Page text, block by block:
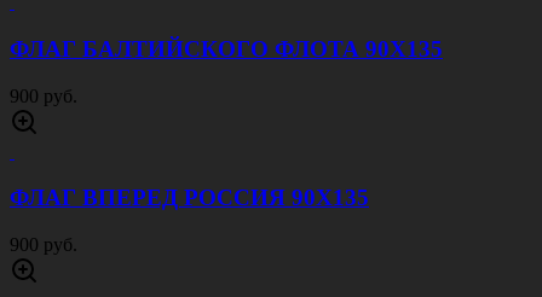
ФЛАГ БАЛТИЙСКОГО ФЛОТА 90Х135
900 руб.
ФЛАГ ВПЕРЕД РОССИЯ 90Х135
900 руб.